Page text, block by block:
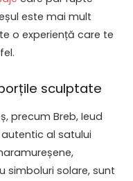
este mai mult
o experiență care te
sculptate
precum Breb, Ieud
al satului
simboluri solare, sunt